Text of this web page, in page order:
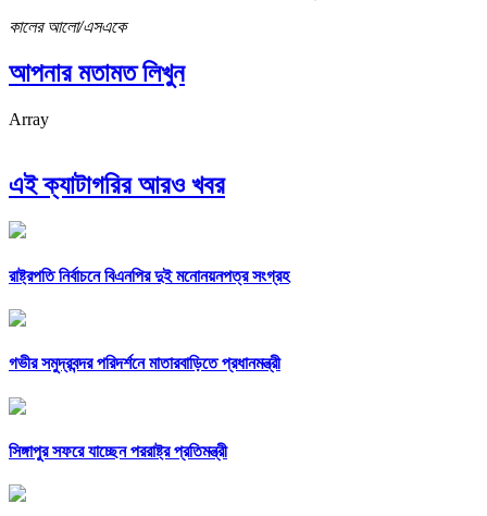
কালের আলো/এসএকে
আপনার মতামত লিখুন
Array
এই ক্যাটাগরির আরও খবর
রাষ্ট্রপতি নির্বাচনে বিএনপির দুই মনোনয়নপত্র সংগ্রহ
গভীর সমুদ্রবন্দর পরিদর্শনে মাতারবাড়িতে প্রধানমন্ত্রী
সিঙ্গাপুর সফরে যাচ্ছেন পররাষ্ট্র প্রতিমন্ত্রী